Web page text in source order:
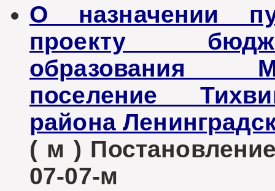
О назначении
проекту
образования
поселение
района
( м )
07-07-м